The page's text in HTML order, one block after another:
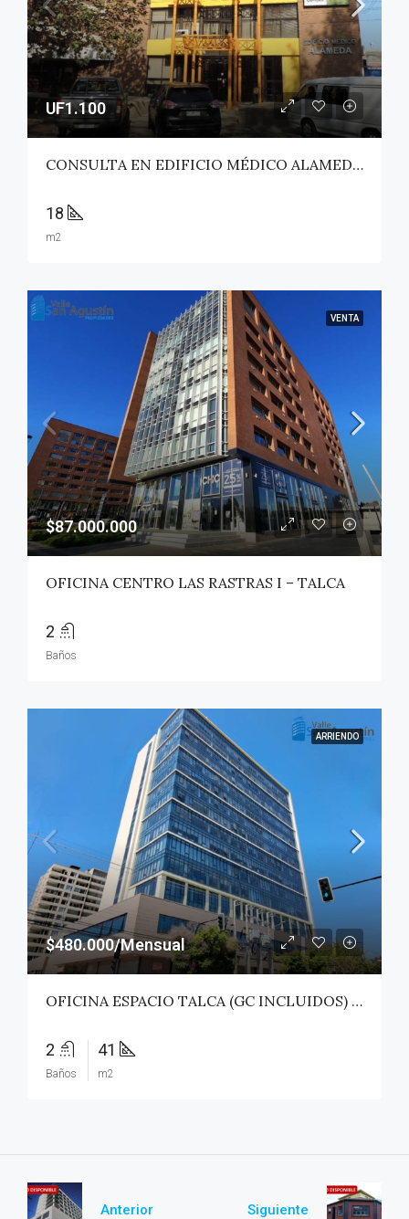
UF1.100
CONSULTA EN EDIFICIO MÉDICO ALAMEDA – TALCA
18
m2
VENTA
$87.000.000
OFICINA CENTRO LAS RASTRAS I – TALCA
2
Baños
ARRIENDO
$480.000/Mensual
OFICINA ESPACIO TALCA (GC INCLUIDOS) – TALCA
2
Baños
41
m2
Anterior Siguiente